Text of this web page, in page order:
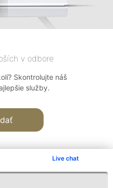
Live chat
v odbore
Skontrolujte náš
služby.